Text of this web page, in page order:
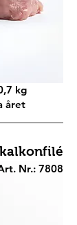
kg
året
Nr.: 7808